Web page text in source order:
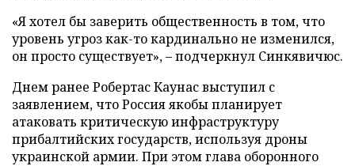
«Я хотел бы заверить общественность в том, что
уровень угроз как-то кардинально не изменился,
он просто существует», – подчеркнул Синкявичюс.
Днем ранее Робертас Каунас выступил с
заявлением, что Россия якобы планирует
атаковать критическую инфраструктуру
прибалтийских государств, используя дроны
украинской армии. При этом глава оборонного